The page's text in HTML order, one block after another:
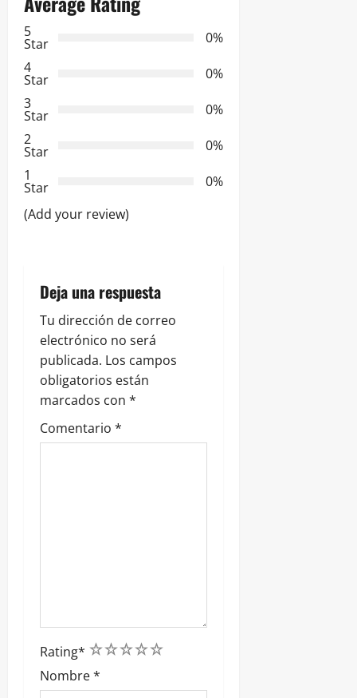
i
ó
n
d
e
e
t
r
a
d
a
5
Star
0%
4
Star
0%
3
Star
0%
2
Star
0%
1
Star
0%
(Add your review)
Deja una respuesta
Tu dirección de correo
electrónico no será
publicada. Los campos
obligatorios están
marcados con *
Comentario *
Rating* 5
4
3
2
1
Nombre*